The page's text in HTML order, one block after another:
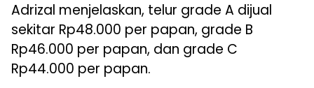
Adrizal menjelaskan, telur grade A dijual
sekitar Rp48.000 per papan, grade B
Rp46.000 per papan, dan grade C
Rp44.000 per papan.